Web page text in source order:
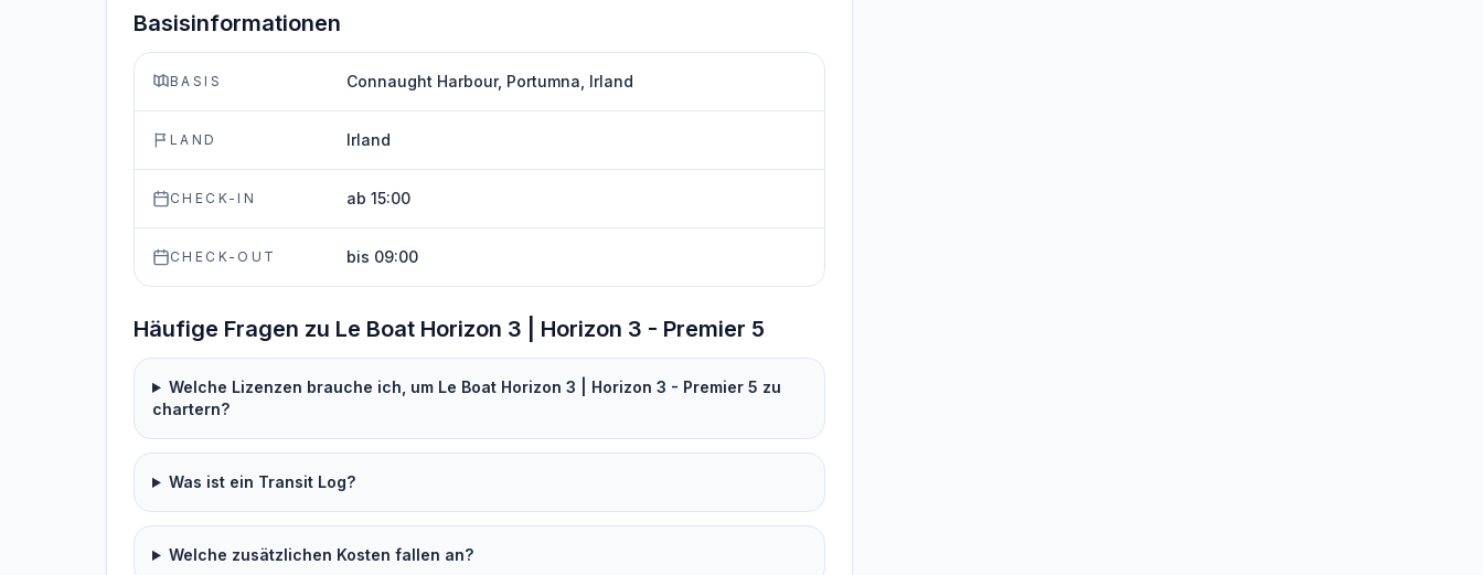
Basisinformationen
BASIS Connaught Harbour, Portumna, Irland
LAND Irland
CHECK-IN ab 15:00
CHECK-OUT bis 09:00
Häufige Fragen zu Le Boat Horizon 3 | Horizon 3 - Premier 5
Welche Lizenzen brauche ich, um Le Boat Horizon 3 | Horizon 3 - Premier 5 zu
chartern?
Was ist ein Transit Log?
Welche zusätzlichen Kosten fallen an?